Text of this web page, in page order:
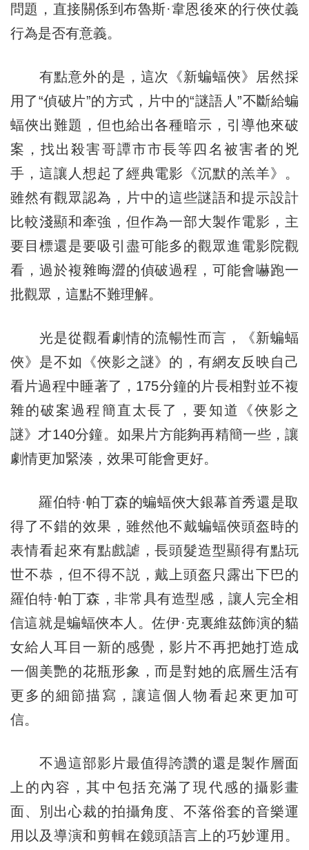
問題，直接關係到布魯斯·韋恩後來的行俠仗義
行為是否有意義。
有點意外的是，這次《新蝙蝠俠》居然採
用了“偵破片”的方式，片中的“謎語人”不斷給蝙
蝠俠出難題，但也給出各種暗示，引導他來破
案，找出殺害哥譚市市長等四名被害者的兇
手，這讓人想起了經典電影《沉默的羔羊》。
雖然有觀眾認為，片中的這些謎語和提示設計
比較淺顯和牽強，但作為一部大製作電影，主
要目標還是要吸引盡可能多的觀眾進電影院觀
看，過於複雜晦澀的偵破過程，可能會嚇跑一
批觀眾，這點不難理解。
光是從觀看劇情的流暢性而言，《新蝙蝠
俠》是不如《俠影之謎》的，有網友反映自己
看片過程中睡著了，175分鐘的片長相對並不複
雜的破案過程簡直太長了，要知道《俠影之
謎》才140分鐘。如果片方能夠再精簡一些，讓
劇情更加緊湊，效果可能會更好。
羅伯特·帕丁森的蝙蝠俠大銀幕首秀還是取
得了不錯的效果，雖然他不戴蝙蝠俠頭盔時的
表情看起來有點戲謔，長頭髮造型顯得有點玩
世不恭，但不得不説，戴上頭盔只露出下巴的
羅伯特·帕丁森，非常具有造型感，讓人完全相
信這就是蝙蝠俠本人。佐伊·克裏維茲飾演的貓
女給人耳目一新的感覺，影片不再把她打造成
一個美艷的花瓶形象，而是對她的底層生活有
更多的細節描寫，讓這個人物看起來更加可
信。
不過這部影片最值得誇讚的還是製作層面
上的內容，其中包括充滿了現代感的攝影畫
面、別出心裁的拍攝角度、不落俗套的音樂運
用以及導演和剪輯在鏡頭語言上的巧妙運用。